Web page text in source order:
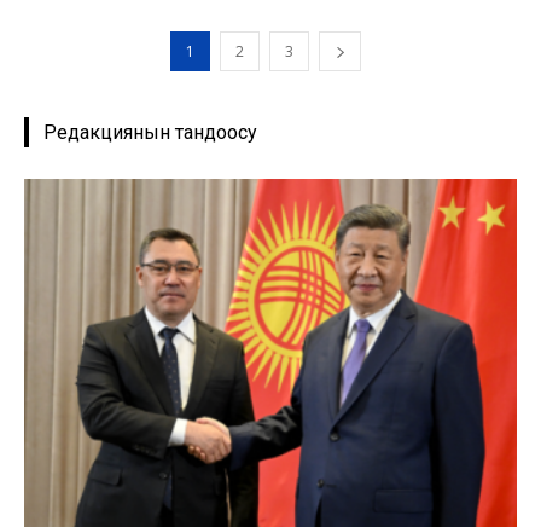
1 2 3
Редакциянын тандоосу